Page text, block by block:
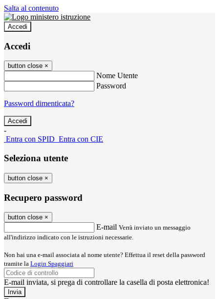
Salta al contenuto
Accedi
Accedi
button close ×
Nome Utente
Password
Password dimenticata?
-
Entra con SPID Entra con CIE
Seleziona utente
button close ×
Recupero password
button close ×
E-mail Verrà inviato un messaggio
all'indirizzo indicato con le istruzioni necessarie.
Non hai una e-mail associata al nome utente? Effettua il reset della password
tramite la Login Spaggiari
E-mail inviata, si prega di controllare la casella di posta elettronica!